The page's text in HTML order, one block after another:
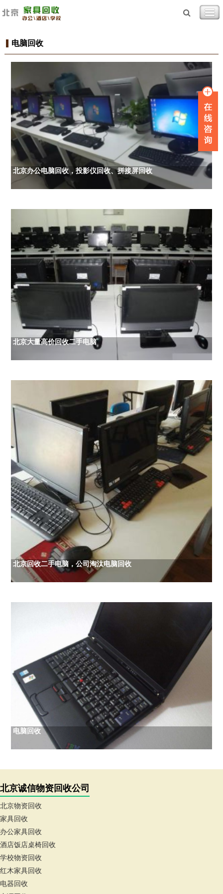
电脑回收
北京办公电脑回收，投影仪回收、拼接屏回收
北京大量高价回收二手电脑
北京回收二手电脑，公司淘汰电脑回收
电脑回收
北京诚信物资回收公司
北京物资回收
家具回收
办公家具回收
酒店饭店桌椅回收
学校物资回收
红木家具回收
电器回收